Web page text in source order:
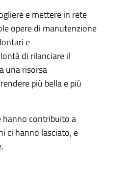
e mettere in rete
opere di manutenzione
e
di rilanciare il
una risorsa
più bella e più
hanno contribuito a
ci hanno lasciato, e